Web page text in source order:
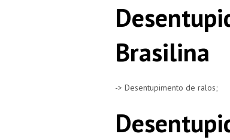
Brasilina
-> Desentupimento de ralos;